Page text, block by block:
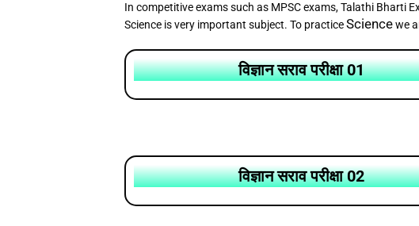
In competitive exams such as MPSC exams, Talathi Bharti
Science is very important subject. To practiceSciencewe
विज्ञान सराव परीक्षा 01
विज्ञान सराव परीक्षा 02